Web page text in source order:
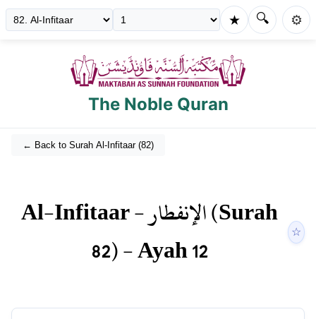
★ 🔍 ⚙️
The Noble Quran
← Back to Surah Al-Infitaar(82)
Al-Infitaar-الإنفطار(Surah
82) - Ayah12
☆